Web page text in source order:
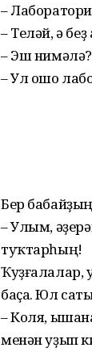
–
– Теләй, ә
– Эш нимәлә?
– Ул ошо
Бер
– Улым,
туҡтарһың!
Ҡуҙғалалар,
баҫа. Юл
– Коля,
менән уҙып